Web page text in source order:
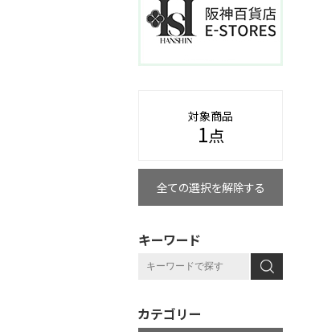
対象商品
1点
全ての選択を解除する
キーワード
カテゴリー